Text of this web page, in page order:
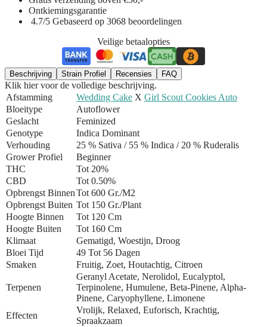
Ontkiemingsgarantie
4.7/5 Gebaseerd op 3068 beoordelingen
Veilige betaalopties
Beschrijving Strain Profiel Recensies FAQ
Klik hier voor de volledige beschrijving.
Afstamming
Wedding Cake X Girl Scout Cookies Auto
Bloeitype
Autoflower
Geslacht
Feminized
Genotype
Indica Dominant
Verhouding
25 % Sativa / 55 % Indica / 20 % Ruderalis
Grower Profiel
Beginner
THC
Tot 20%
CBD
Tot 0.50%
Opbrengst BinnenTot 600 Gr./m2
Opbrengst Buiten Tot 150 Gr./plant
Hoogte Binnen
Tot 120 Cm
Hoogte Buiten
Tot 160 Cm
Klimaat
Gematigd, Woestijn, Droog
Bloei Tijd
49 Tot 56 Dagen
Smaken
Fruitig, Zoet, Houtachtig, Citroen
Terpenen
Geranyl Acetate, Nerolidol, Eucalyptol,
Terpinolene, Humulene, Beta-Pinene, Alpha-
Pinene, Caryophyllene, Limonene
Effecten
Vrolijk, Relaxed, Euforisch, Krachtig,
Spraakzaam